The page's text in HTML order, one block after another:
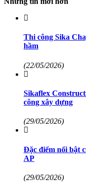
Thi công Sika
hầm
(22/05/2026)
Sikaflex
công xây dựng
(29/05/2026)
Đặc điểm nổi bật
AP
(29/05/2026)